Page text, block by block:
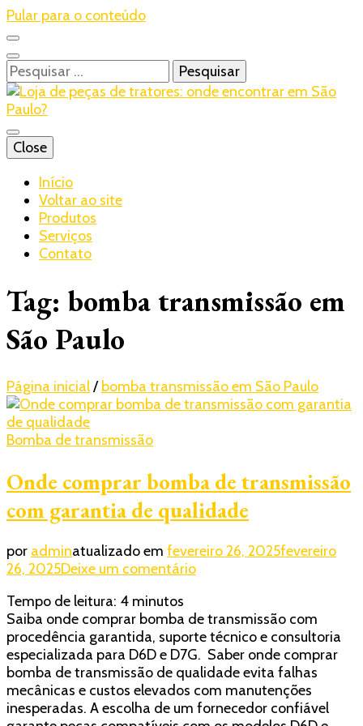
Pular para o conteúdo
Pesquisar
por:
Realtrac
Blog – Realtrac
Close
Início
Voltar ao site
Produtos
Serviços
Contato
Tag: bomba transmissão em
São Paulo
Página inicial/ bomba transmissão em São Paulo
Bomba de transmissão
Onde comprar bomba de transmissão
com garantia de qualidade
por adminatualizado em fevereiro 26, 2025fevereiro
26, 2025Deixe um comentárioem
bomba
de
transmissão
com
garantia
de
Tempo de leitura: 4 minutos
Saiba onde comprar bomba de transmissão com
procedência garantida, suporte técnico e consultoria
especializada para D6D e D7G. Saber onde comprar
bomba de transmissão de qualidade evita falhas
mecânicas e custos elevados com manutenções
inesperadas. A escolha de um fornecedor confiável